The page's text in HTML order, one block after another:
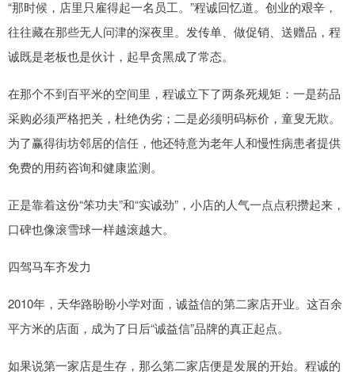
“那时候，店里只雇得起一名员工。”程诚回忆道。创业的艰辛，
往往藏在那些无人问津的深夜里。发传单、做促销、送赠品，程
诚既是老板也是伙计，起早贪黑成了常态。
在那个不到百平米的空间里，程诚立下了两条死规矩：一是药品
采购必须严格把关，杜绝伪劣；二是必须明码标价，童叟无欺。
为了赢得街坊邻居的信任，他还特意为老年人和慢性病患者提供
免费的用药咨询和健康监测。
正是靠着这份“笨功夫”和“实诚劲”，小店的人气一点点积攒起来，
口碑也像滚雪球一样越滚越大。
四驾马车齐发力
2010年，天华路盼盼小学对面，诚益信的第二家店开业。这百余
平方米的店面，成为了日后“诚益信”品牌的真正起点。
如果说第一家店是生存，那么第二家店便是发展的开始。程诚的